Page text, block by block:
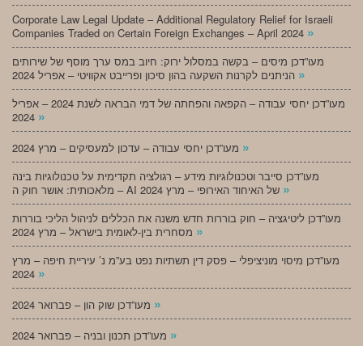
Corporate Law Legal Update – Additional Regulatory Relief for Israeli
Companies Traded on Certain Foreign Exchanges – April 2024 »
מעו”דכן מיסים – בקשה במסלול ירוק: חיוב במס ערך מוסף של שירותים
»
מעו”דכן יחסי עבודה – הקפאה והפחתה של דמי הבראה לשנת 2024 – אפריל
»
»
מעו”דכן סייבר וטכנולוגיות מידע – רגולציה תקדימית על טכנולוגיות בינה
»
מעו”דכן ליטיגציה – חוק בוררות חדש משנה את הכללים לניהול הליכי בוררות
»
מעו”דכן מיסוי מוניציפלי – פסק דין תשתיות נפט בע”מ נ’ עיריית חיפה – מרץ
»
»
»